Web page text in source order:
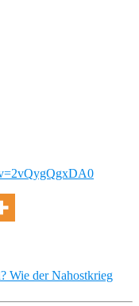
Wie der Nahostkrieg